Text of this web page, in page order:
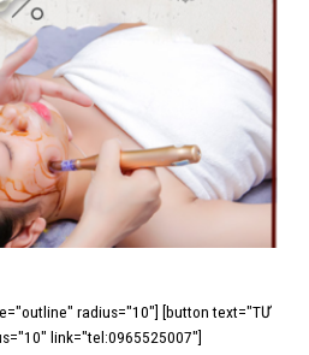
radius="10"] [button text="TƯ
link="tel:0965525007"]